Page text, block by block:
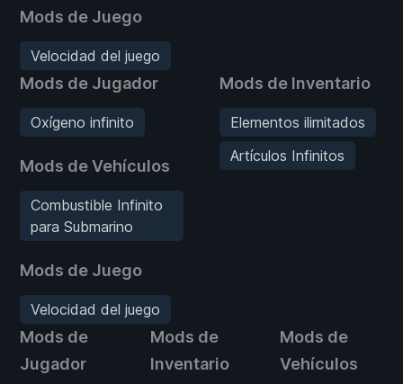
Mods de Juego
Velocidad del juego
Mods de Jugador
Oxígeno infinito
Mods de Vehículos
Combustible Infinito
para Submarino
Mods de Juego
Velocidad del juego
Mods de Inventario
Elementos ilimitados
Artículos Infinitos
Mods de
Jugador
Mods de
Inventario
Mods de
Vehículos